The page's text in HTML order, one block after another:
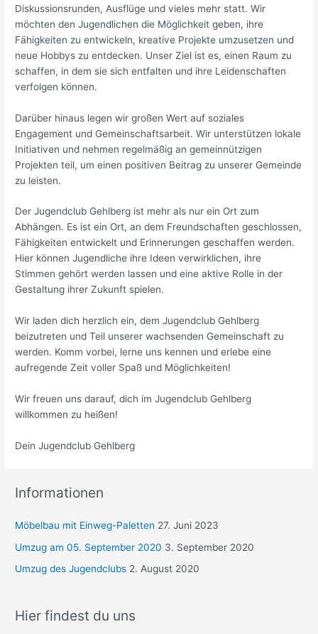
Diskussionsrunden, Ausflüge und vieles mehr statt. Wir
möchten den Jugendlichen die Möglichkeit geben, ihre
Fähigkeiten zu entwickeln, kreative Projekte umzusetzen und
neue Hobbys zu entdecken. Unser Ziel ist es, einen Raum zu
schaffen, in dem sie sich entfalten und ihre Leidenschaften
verfolgen können.
Darüber hinaus legen wir großen Wert auf soziales
Engagement und Gemeinschaftsarbeit. Wir unterstützen lokale
Initiativen und nehmen regelmäßig an gemeinnützigen
Projekten teil, um einen positiven Beitrag zu unserer Gemeinde
zu leisten.
Der Jugendclub Gehlberg ist mehr als nur ein Ort zum
Abhängen. Es ist ein Ort, an dem Freundschaften geschlossen,
Fähigkeiten entwickelt und Erinnerungen geschaffen werden.
Hier können Jugendliche ihre Ideen verwirklichen, ihre
Stimmen gehört werden lassen und eine aktive Rolle in der
Gestaltung ihrer Zukunft spielen.
Wir laden dich herzlich ein, dem Jugendclub Gehlberg
beizutreten und Teil unserer wachsenden Gemeinschaft zu
werden. Komm vorbei, lerne uns kennen und erlebe eine
aufregende Zeit voller Spaß und Möglichkeiten!
Wir freuen uns darauf, dich im Jugendclub Gehlberg
willkommen zu heißen!
Dein Jugendclub Gehlberg
Informationen
Möbelbau mit Einweg-Paletten 27. Juni 2023
Umzug am 05. September 2020 3. September 2020
Umzug des Jugendclubs 2. August 2020
Hier findest du uns